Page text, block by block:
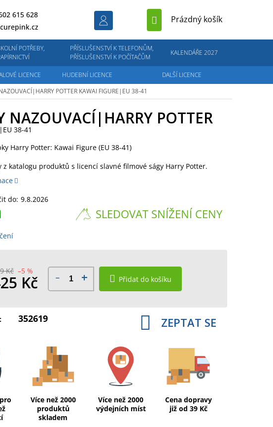
615 628
NÁKUPNÍ
Prázdný košík
POTŘEBY,
PŘÍSLUŠENSTVÍ K TELEFONŮM,
PŘÍSLUŠENSTVÍ K POČÍTAČŮM
KALENDÁŘE 2027
LICENCE HUDEBNÍ LICENCE
DALŠÍ LICENCE
POTTER KAWAI FIGURE|EU 38-41
NAZOUVACÍ|HARRY POTTER
38-41
Harry Potter: Kawai Figure (EU 38-41)
katalogu produktů s licencí slavné filmové ságy Harry Potter.
do: 9.8.2026
SLEDOVAT SNÍŽENÍ CENY
Kč –5 %
Kč Přidat do košíku
352619 ZEPTAT SE
Více než 2000
produktů
skladem
Více než 2000
výdejních míst
Cena dopravy
již od 39 Kč